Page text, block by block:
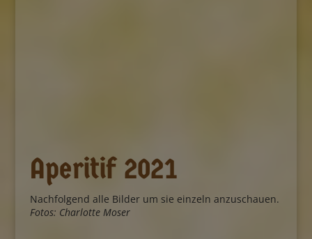
Aperitif 2021
Nachfolgend alle Bilder um sie einzeln anzuschauen.
Fotos: Charlotte Moser